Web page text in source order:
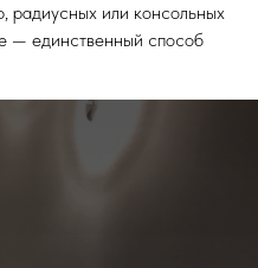
радиусных или консольных
— единственный способ